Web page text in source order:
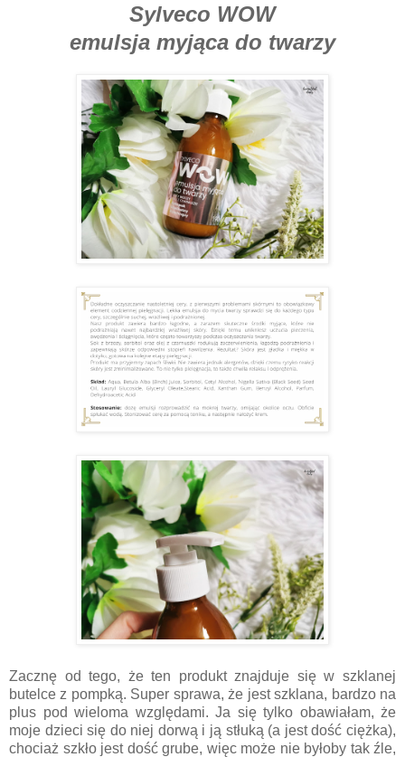
Sylveco WOW
emulsja myjąca do twarzy
Zacznę od tego, że ten produkt znajduje się w szklanej
butelce z pompką. Super sprawa, że jest szklana, bardzo na
plus pod wieloma względami. Ja się tylko obawiałam, że
moje dzieci się do niej dorwą i ją stłuką (a jest dość ciężka),
chociaż szkło jest dość grube, więc może nie byłoby tak źle,